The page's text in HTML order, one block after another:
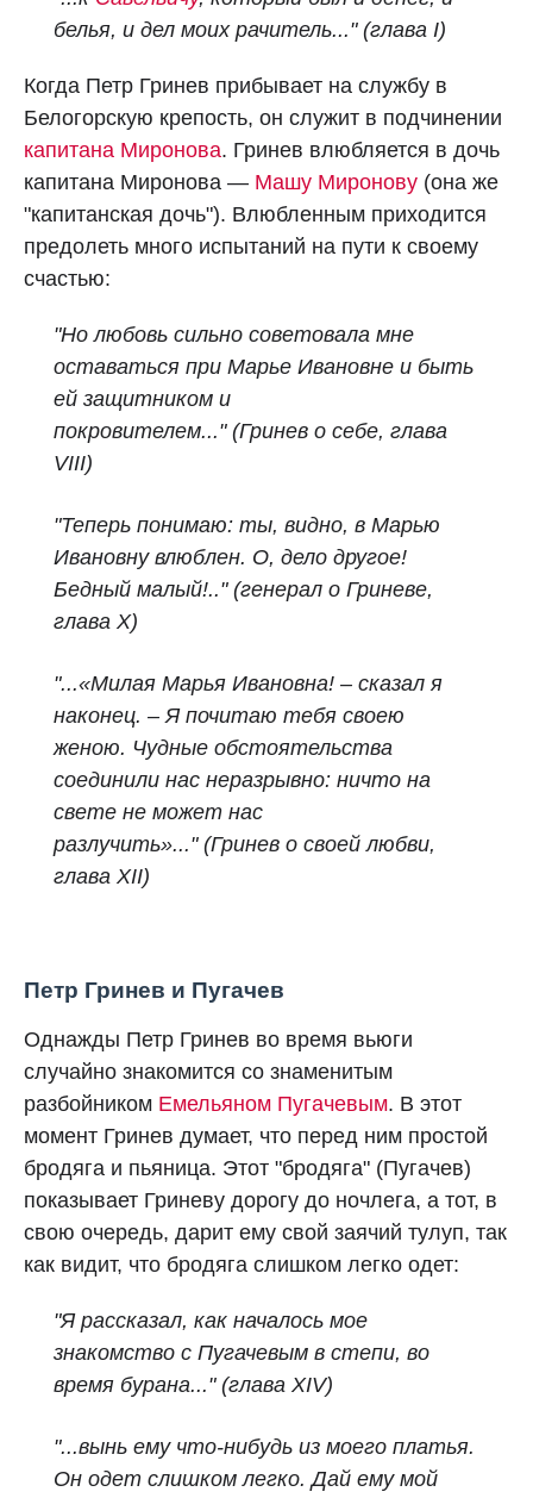
белья, и дел моих рачитель..." (глава I)
Когда Петр Гринев прибывает на службу в
Белогорскую крепость, он служит в подчинении
капитана Миронова. Гринев влюбляется в дочь
капитана Миронова — Машу Миронову (она же
"капитанская дочь"). Влюбленным приходится
предолеть много испытаний на пути к своему
счастью:
"Но любовь сильно советовала мне
оставаться при Марье Ивановне и быть
ей защитником и
покровителем..." (Гринев о себе, глава
VIII)
"Теперь понимаю: ты, видно, в Марью
Ивановну влюблен. О, дело другое!
Бедный малый!.." (генерал о Гриневе,
глава X)
"...«Милая Марья Ивановна! – сказал я
наконец. – Я почитаю тебя своею
женою. Чудные обстоятельства
соединили нас неразрывно: ничто на
свете не может нас
разлучить»..." (Гринев о своей любви,
глава XII)
Петр Гринев и Пугачев
Однажды Петр Гринев во время вьюги
случайно знакомится со знаменитым
разбойником Емельяном Пугачевым. В этот
момент Гринев думает, что перед ним простой
бродяга и пьяница. Этот "бродяга" (Пугачев)
показывает Гриневу дорогу до ночлега, а тот, в
свою очередь, дарит ему свой заячий тулуп, так
как видит, что бродяга слишком легко одет:
"Я рассказал, как началось мое
знакомство с Пугачевым в степи, во
время бурана..." (глава XIV)
"...вынь ему что-нибудь из моего платья.
Он одет слишком легко. Дай ему мой